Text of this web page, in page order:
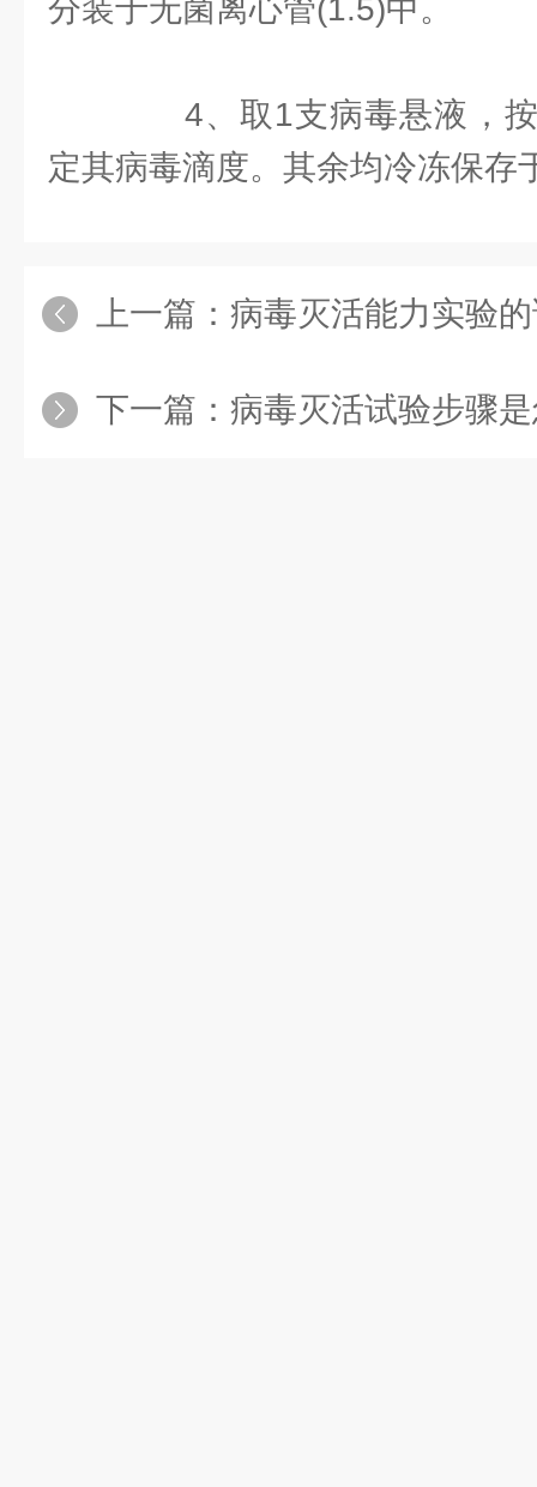
分装于无菌离心管(1.5)中。
4、取1支病毒悬液，按
定其病毒滴度。其余均冷冻保存
上一篇： 病毒灭活能力实验
下一篇： 病毒灭活试验步骤